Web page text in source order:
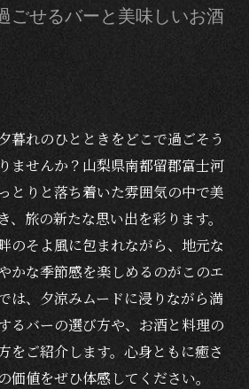
ごせるバーと美味しいお酒
暮れのひとときをどこで過ごそう
ませんか？山梨県南都留郡富士河
とりと落ち着いた雰囲気の中で美
、旅の新たな思い出を彩ります。
のそよ風に包まれながら、地元な
かな季節感を楽しめるのがこのエ
は、夕涼みムードに浸りながら満
るバーの選び方や、お酒と料理の
をご紹介します。心身ともに癒さ
価値をぜひ体感してください。